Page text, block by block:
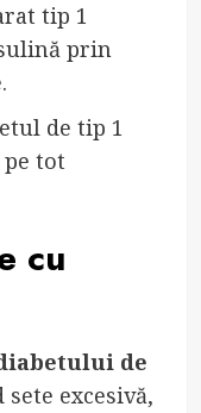
tip 1
prin
de tip 1
tot
cu
de
excesivă,